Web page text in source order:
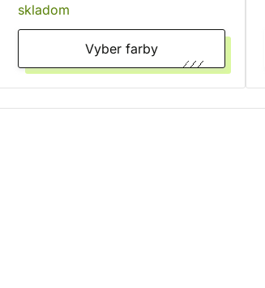
skladom
Vyber farby